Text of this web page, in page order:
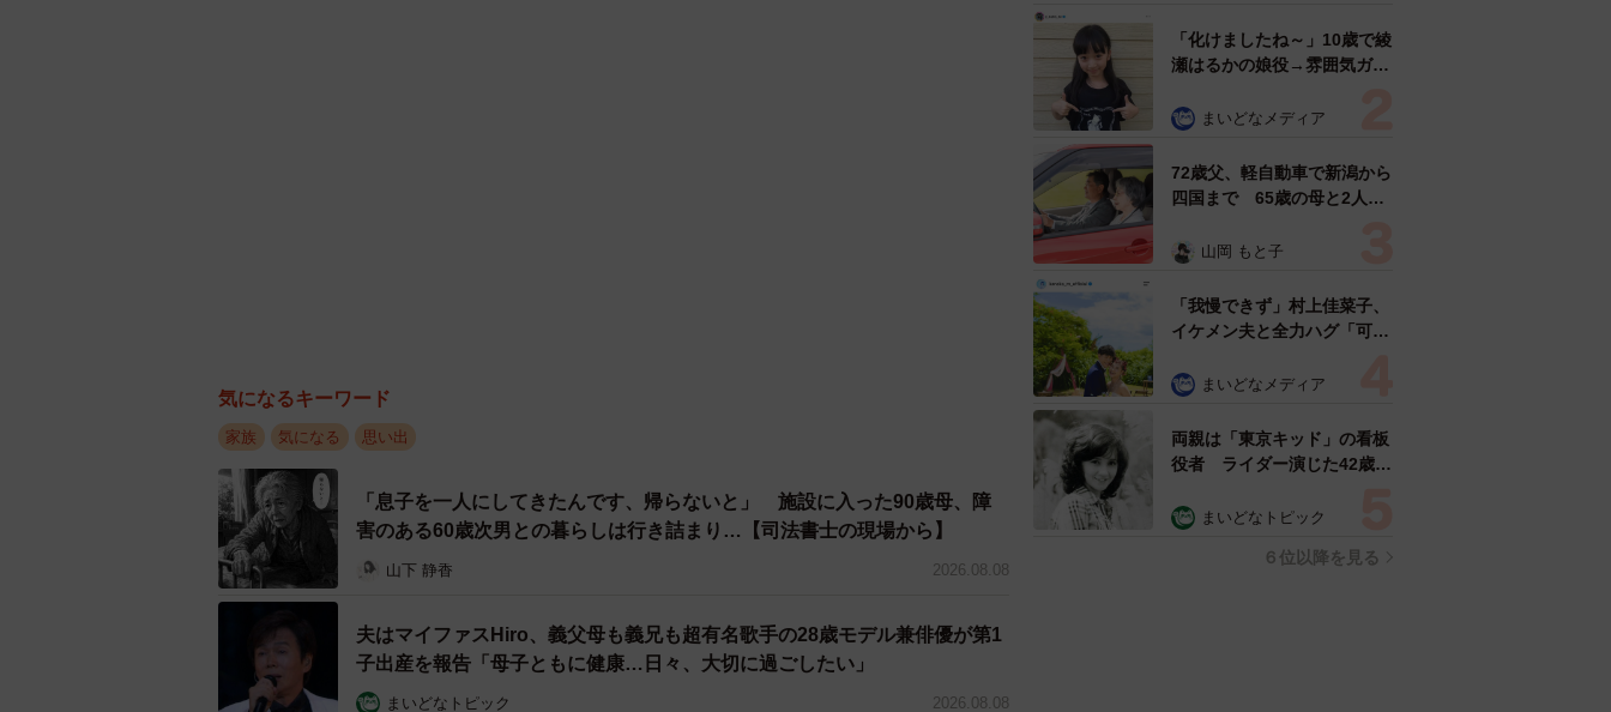
気になるキーワード
家族 気になる 思い出
「息子を一人にしてきたんです、帰らないと」 施設に入った90歳母、障
害のある60歳次男との暮らしは行き詰まり…【司法書士の現場から】
山下 静香 2026.08.08
夫はマイファスHiro、義父母も義兄も超有名歌手の28歳モデル兼俳優が第1
子出産を報告「母子ともに健康…日々、大切に過ごしたい」
まいどなトピック 2026.08.08
「化けましたね～」10歳で綾
瀬はるかの娘役→雰囲気ガラ
雰囲気が」「宝塚に入れそ
まいどなメディア
72歳父、軽自動車で新潟から
四国まで 65歳の母と2人で
憩まで分刻み… 「大学生で
山岡 もと子
「我慢できず」村上佳菜子、
イケメン夫と全力ハグ「可愛
まいどなメディア
両親は「東京キッド」の看板
役者 ライダー演じた42歳元
ングフォト」計画を明言
まいどなトピック
６位以降を見る